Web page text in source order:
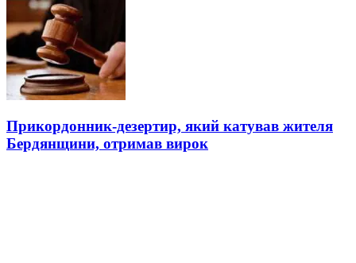
Прикордонник-дезертир, який катував жителя
Бердянщини, отримав вирок